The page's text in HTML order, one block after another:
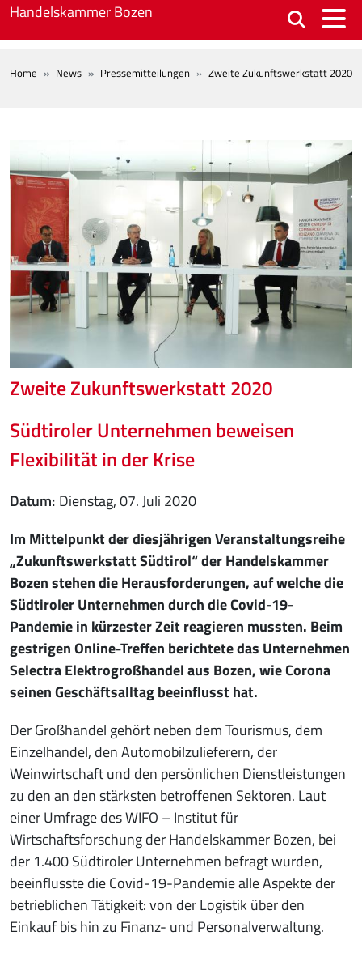
Skip to main content
Handelskammer Bozen
BREADCRUMB
Home News Pressemitteilungen Zweite Zukunftswerkstatt 2020
Zweite Zukunftswerkstatt 2020
Südtiroler Unternehmen beweisen
Flexibilität in der Krise
Datum Dienstag, 07. Juli 2020
Im Mittelpunkt der diesjährigen Veranstaltungsreihe
„Zukunftswerkstatt Südtirol“ der Handelskammer
Bozen stehen die Herausforderungen, auf welche die
Südtiroler Unternehmen durch die Covid-19-
Pandemie in kürzester Zeit reagieren mussten. Beim
gestrigen Online-Treffen berichtete das Unternehmen
Selectra Elektrogroßhandel aus Bozen, wie Corona
seinen Geschäftsalltag beeinflusst hat.
Der Großhandel gehört neben dem Tourismus, dem
Einzelhandel, den Automobilzulieferern, der
Weinwirtschaft und den persönlichen Dienstleistungen
zu den an den stärksten betroffenen Sektoren. Laut
einer Umfrage des WIFO – Institut für
Wirtschaftsforschung der Handelskammer Bozen, bei
der 1.400 Südtiroler Unternehmen befragt wurden,
beeinflusste die Covid-19-Pandemie alle Aspekte der
betrieblichen Tätigkeit: von der Logistik über den
Einkauf bis hin zu Finanz- und Personalverwaltung.